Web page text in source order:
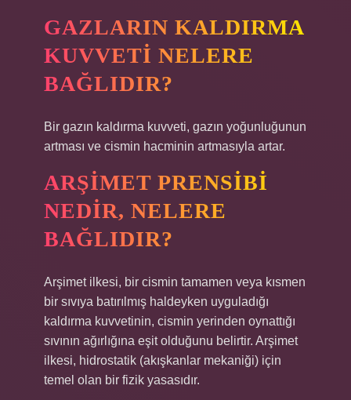
GAZLARIN KALDIRMA
KUVVETI NELERE
BAĞLIDIR?
Bir gazın kaldırma kuvveti, gazın yoğunluğunun
artması ve cismin hacminin artmasıyla artar.
ARŞIMET PRENSIBI
NEDIR, NELERE
BAĞLIDIR?
Arşimet ilkesi, bir cismin tamamen veya kısmen
bir sıvıya batırılmış haldeyken uyguladığı
kaldırma kuvvetinin, cismin yerinden oynattığı
sıvının ağırlığına eşit olduğunu belirtir. Arşimet
ilkesi, hidrostatik (akışkanlar mekaniği) için
temel olan bir fizik yasasıdır.